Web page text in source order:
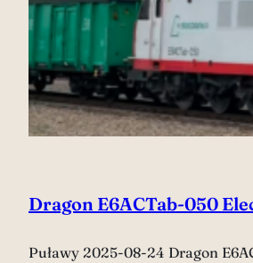
Dragon E6ACTab-050
Puławy 2025-08-24 Dragon